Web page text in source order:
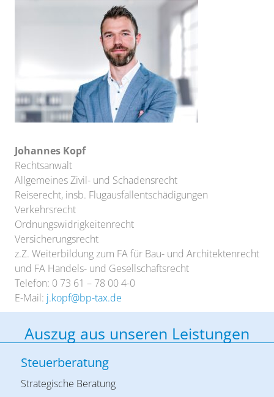
Johannes Kopf
Rechtsanwalt
Allgemeines Zivil- und Schadensrecht
Reiserecht, insb. Flugausfallentschädigungen
Verkehrsrecht
Ordnungswidrigkeitenrecht
Versicherungsrecht
z.Z. Weiterbildung zum FA für Bau- und Architektenrecht
und FA Handels- und Gesellschaftsrecht
Telefon: 0 73 61 – 78 00 4-0
E-Mail: j.kopf@bp-tax.de
Auszug aus unseren Leistungen
Steuerberatung
Strategische Beratung